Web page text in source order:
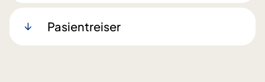
Pasientreiser